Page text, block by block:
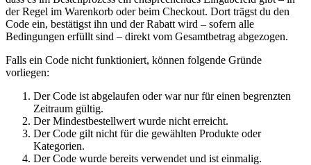
der Regel im Warenkorb oder beim Checkout. Dort trägst du den
Code ein, bestätigst ihn und der Rabatt wird – sofern alle
Bedingungen erfüllt sind – direkt vom Gesamtbetrag abgezogen.
Falls ein Code nicht funktioniert, können folgende Gründe
vorliegen:
Der Code ist abgelaufen oder war nur für einen begrenzten
Zeitraum gültig.
Der Mindestbestellwert wurde nicht erreicht.
Der Code gilt nicht für die gewählten Produkte oder
Kategorien.
Der Code wurde bereits verwendet und ist einmalig.